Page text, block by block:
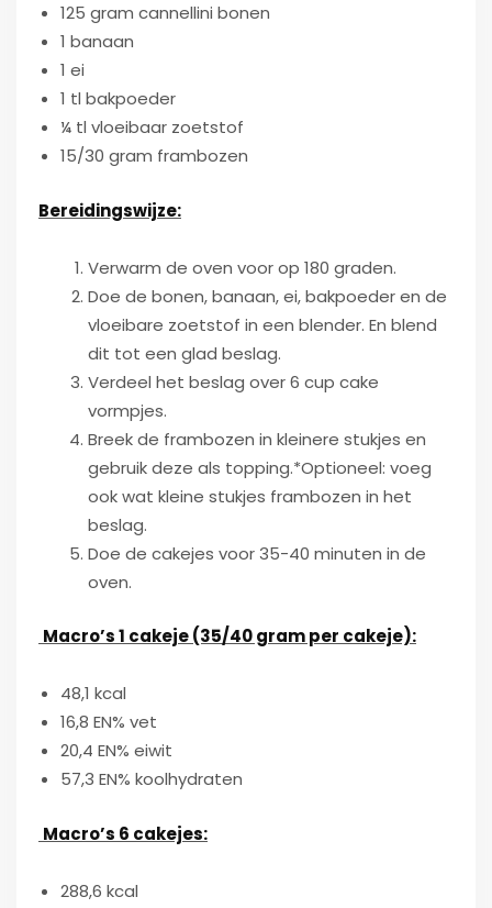
125 gram cannellini bonen
1 banaan
1 ei
1 tl bakpoeder
¼ tl vloeibaar zoetstof
15/30 gram frambozen
Bereidingswijze:
Verwarm de oven voor op 180 graden.
Doe de bonen, banaan, ei, bakpoeder en de
vloeibare zoetstof in een blender. En blend
dit tot een glad beslag.
Verdeel het beslag over 6 cup cake
vormpjes.
Breek de frambozen in kleinere stukjes en
gebruik deze als topping.*Optioneel: voeg
ook wat kleine stukjes frambozen in het
beslag.
Doe de cakejes voor 35-40 minuten in de
oven.
Macro’s 1 cakeje (35/40 gram per cakeje):
48,1 kcal
16,8 EN% vet
20,4 EN% eiwit
57,3 EN% koolhydraten
Macro’s 6 cakejes:
288,6 kcal